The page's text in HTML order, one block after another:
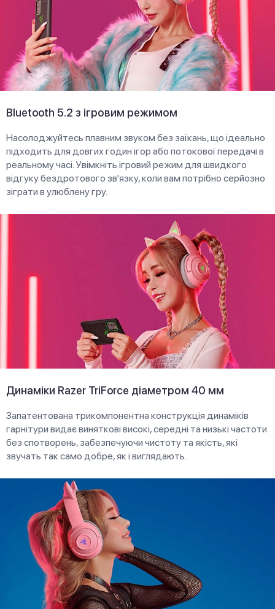
Bluetooth 5.2 з ігровим режимом
Насолоджуйтесь плавним звуком без заїкань, що ідеально
підходить для довгих годин ігор або потокової передачі в
реальному часі. Увімкніть ігровий режим для швидкого
відгуку бездротового зв'язку, коли вам потрібно серйозно
зіграти в улюблену гру.
Динаміки Razer TriForce діаметром 40 мм
Запатентована трикомпонентна конструкція динаміків
гарнітури видає виняткові високі, середні та низькі частоти
без спотворень, забезпечуючи чистоту та якість, які
звучать так само добре, як і виглядають.